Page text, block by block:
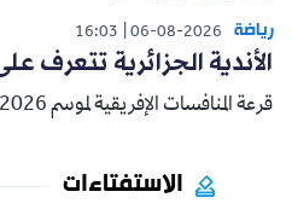
رياضة 06-08-2026
16:03
الأندية الجزائرية تتعرف
قرعة المنافسات الإفريقية لموسم 2026-2027.
الاستفتاءات